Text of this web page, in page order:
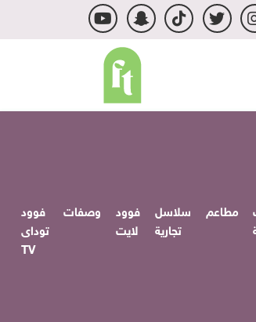
مطاعم
سلاسل
تجارية
فوود
لايت
وصفات
فوود
توداى
TV